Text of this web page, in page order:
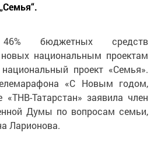
бюджетных средств
национальным проектам
проект «Семья».
«С Новым годом,
«ТНВ-Татарстан» заявила член
Думы по вопросам семьи,
Ларионова.